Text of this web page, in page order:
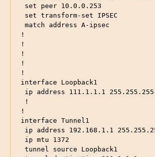
!
!
!
!
!
interface Loopback1
!
interface Tunnel1